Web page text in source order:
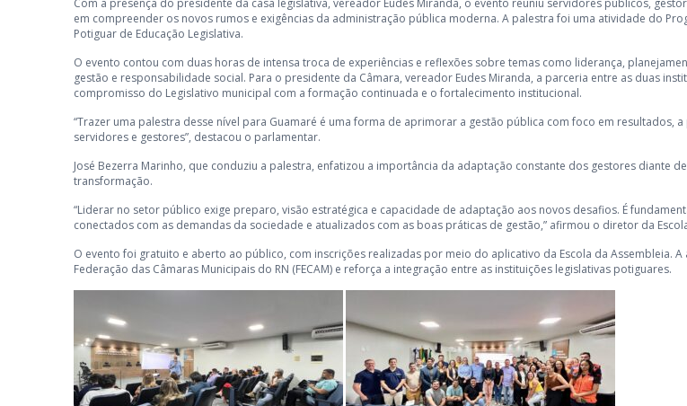
Com a presença do presidente da casa legislativa, vereador Eudes Miranda, o evento reuniu servidores públicos,
em compreender os novos rumos e exigências da administração pública moderna. A palestra foi uma atividade do
Potiguar de Educação Legislativa.
O evento contou com duas horas de intensa troca de experiências e reflexões sobre temas como liderança,
gestão e responsabilidade social. Para o presidente da Câmara, vereador Eudes Miranda, a parceria entre as duas
compromisso do Legislativo municipal com a formação continuada e o fortalecimento institucional.
“Trazer uma palestra desse nível para Guamaré é uma forma de aprimorar a gestão pública com foco em resultados,
servidores e gestores”, destacou o parlamentar.
José Bezerra Marinho, que conduziu a palestra, enfatizou a importância da adaptação constante dos gestores diante
transformação.
“Liderar no setor público exige preparo, visão estratégica e capacidade de adaptação aos novos desafios. É
conectados com as demandas da sociedade e atualizados com as boas práticas de gestão,” afirmou o diretor da
O evento foi gratuito e aberto ao público, com inscrições realizadas por meio do aplicativo da Escola da Assembleia.
Federação das Câmaras Municipais do RN (FECAM) e reforça a integração entre as instituições legislativas potiguares.